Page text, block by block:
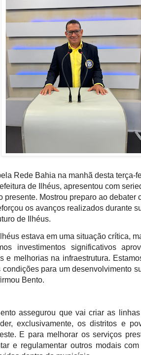
Rede Bahia na manhã desta terça-
de Ilhéus, apresentou com
presente. Mostrou preparo ao debater
os avanços realizados durante
de Ilhéus.
estava em uma situação crítica,
investimentos significativos
e melhorias na infraestrutura.
condições para um desenvolvimento
Bento.
assegurou que vai criar as
exclusivamente, os distritos e
E para melhorar os serviços
e regulamentar outros modais